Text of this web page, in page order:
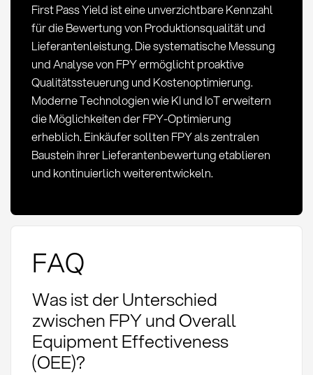
First Pass Yield ist eine unverzichtbare Kennzahl
für die Bewertung von Produktionsqualität und
Lieferantenleistung. Die systematische Messung
und Analyse von FPY ermöglicht proaktive
Qualitätssteuerung und Kostenoptimierung.
Moderne Technologien wie KI und IoT erweitern
die Möglichkeiten der FPY-Optimierung
erheblich. Einkäufer sollten FPY als zentralen
Baustein ihrer Lieferantenbewertung etablieren
und kontinuierlich weiterentwickeln.
FAQ
Was ist der Unterschied
zwischen FPY und Overall
Equipment Effectiveness
(OEE)?